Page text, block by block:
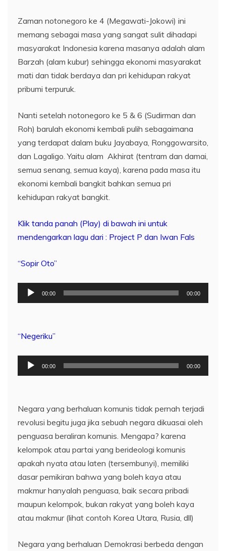
Zaman notonegoro ke 4 (Megawati-Jokowi) ini
memang sebagai masa yang sangat sulit dihadapi
masyarakat Indonesia karena masanya adalah alam
Barzah (alam kubur) sehingga ekonomi masyarakat
mati dan tidak berdaya dan pri kehidupan rakyat
pribumi terpuruk.
Nanti setelah notonegoro ke 5 & 6 (Sudirman dan
Roh) barulah ekonomi kembali pulih sebagaimana
yang terdapat dalam buku Jayabaya, Ronggowarsito,
dan Lagaligo. Yaitu alam Akhirat (tentram dan damai,
semua senang, semua kaya), karena pada masa itu
ekonomi kembali bangkit bahkan semua pri
kehidupan rakyat bangkit.
Klik tanda panah (Play) di bawah ini untuk
mendengarkan lagu dari : Project P dan Iwan Fals
“Sopir Oto”
Pemutar
Audio
00:00 00:00
“Negeriku”
Pemutar
Audio
00:00 00:00
Negara yang berhaluan komunis tidak pernah terjadi
revolusi begitu juga jika sebuah negara dikuasai oleh
penguasa beraliran komunis. Mengapa? karena
kelompok atau partai yang berideologi komunis
apakah nyata atau laten (tersembunyi), memiliki
dasar pemikiran bahwa yang boleh kaya atau
makmur hanyalah penguasa, baik secara pribadi
maupun kelompok, bukan rakyat yang boleh kaya
atau makmur (lihat contoh Korea Utara, Rusia, dll)
Negara yang berhaluan Demokrasi berbeda dengan